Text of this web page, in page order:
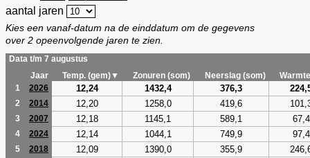
aantal jaren
Kies een vanaf-datum na de einddatum om de gegevens
over 2 opeenvolgende jaren te zien.
Data t/m 7 augustus
Jaar
Temp. (gem)▼ Zonuren (som) Neerslag (som)
1
2026 12,24 1432,4 376,3
2 2014 12,20 1258,0 419,6
3 2007 12,18 1145,1 589,1 67,4
4 2024 12,14 1044,1 749,9 97,4
5 2018 12,09 1390,0 355,9